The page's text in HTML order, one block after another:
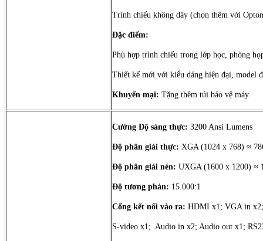
Trình chiếu không dây (chọn thêm với
Đặc điểm:
Phù hợp trình chiếu trong lớp học, phòng
Thiết kế mới với kiểu dáng hiện đại, model
Khuyến mại: Tặng thêm túi bảo vệ máy.
Cường Độ sáng thực: 3200 Ansi Lumens
Độ phân giải thực: XGA (1024 x 768) ≈
Độ phân giải nén: UXGA (1600 x 1200) ≈
Độ tương phản: 15.000:1
Cổng kết nối vào ra: HDMI x1; VGA in
S-video x1; Audio in x2; Audio out x1;